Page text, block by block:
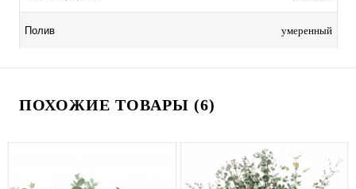
Полив умеренный
ПОХОЖИЕ ТОВАРЫ (6)